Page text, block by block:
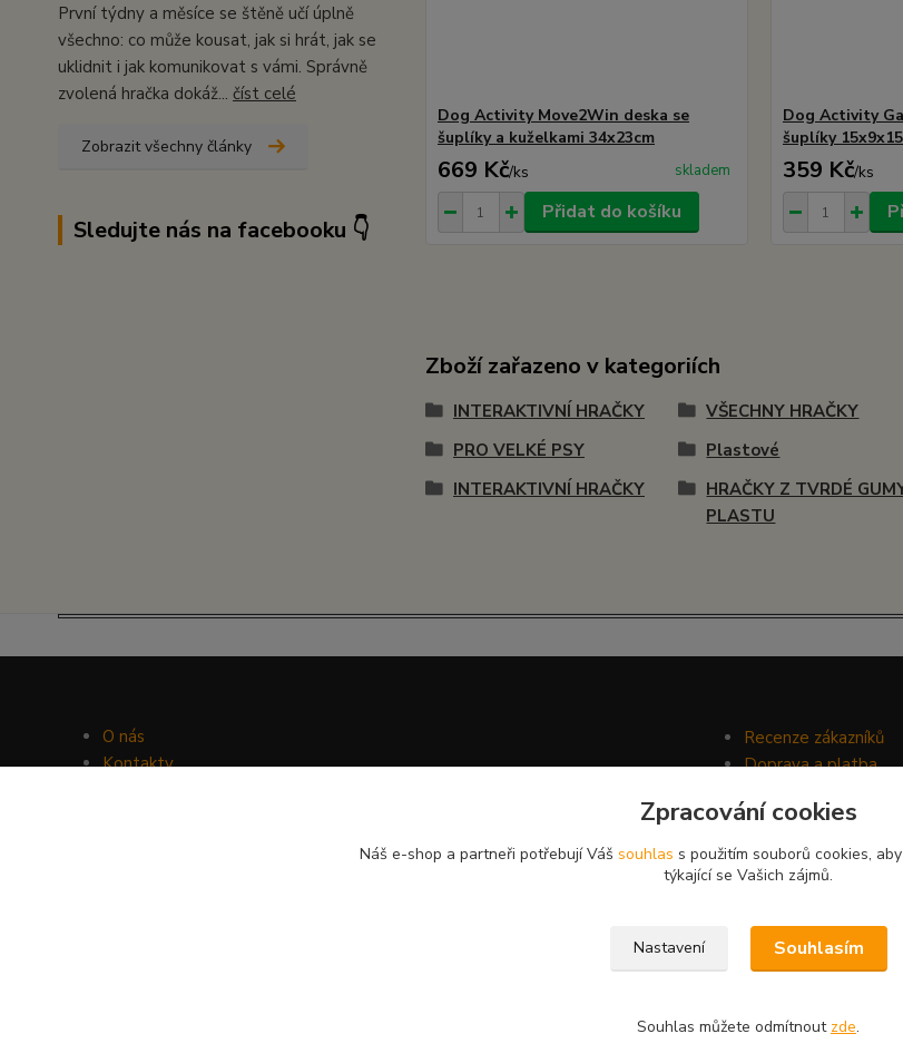
První týdny a měsíce se štěně učí úplně
všechno: co může kousat, jak si hrát, jak se
uklidnit i jak komunikovat s vámi. Správně
zvolená hračka dokáž... číst celé
Zobrazit všechny články
Sledujte nás na facebooku 👇
Dog Activity Move2Win deska se
šuplíky a kuželkami 34x23cm
669 Kč/ks skladem
Přidat do košíku
Dog Activity
šuplíky
359 Kč/ks
Zboží zařazeno v kategoriích
INTERAKTIVNÍ HRAČKY VŠECHNY HRAČKY
PRO VELKÉ PSY
Plastové
INTERAKTIVNÍ HRAČKY
HRAČKY Z TVRDÉ
PLASTU
O nás
Kontakty
Recenze zákazníků
Doprava a platba
Obchodní podmínky
Zpracování cookies
Náš e-shop a partneři potřebují Váš souhlas s použitím souborů cookies,
týkající se Vašich zájmů.
Nastavení Souhlasím
Souhlas můžete odmítnout zde.